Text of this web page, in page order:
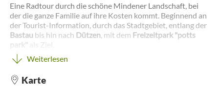
Eine Radtour durch die schöne Mindener Landschaft, bei
der die ganze Familie auf ihre Kosten kommt. Beginnend an
der Tourist-Information, durch das Stadtgebiet, entlang der
Bastau bis hin nach Dützen , mit dem Freizeitpark "potts
park" als Ziel.
Familienfreizeitpark zum Mitmachen und Staunen.
Weiterlesen
Karte